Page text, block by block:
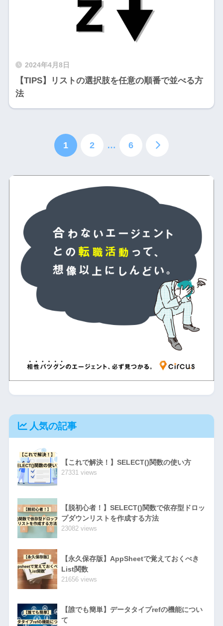
2024年4月8日
【TIPS】リストの選択肢を任意の順番で並べる方
法
1 2 … 6
人気の記事
【これで解決！】SELECT()関数の使い方
27331 views
【脱初心者！】SELECT()関数で依存型ドロッ
プダウンリストを作成する方法
23082 views
【永久保存版】AppSheetで覚えておくべき
List関数
21656 views
【誰でも簡単】データタイプrefの機能につい
て